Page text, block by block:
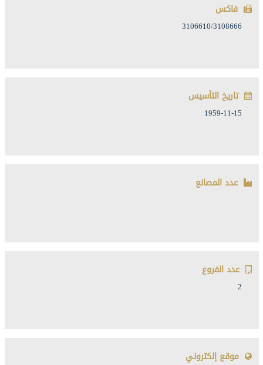
فاكس
3106610/3108666
تاريخ التأسيس
1959-11-15
عدد المصانع
عدد الفروع
2
موقع إلكتروني